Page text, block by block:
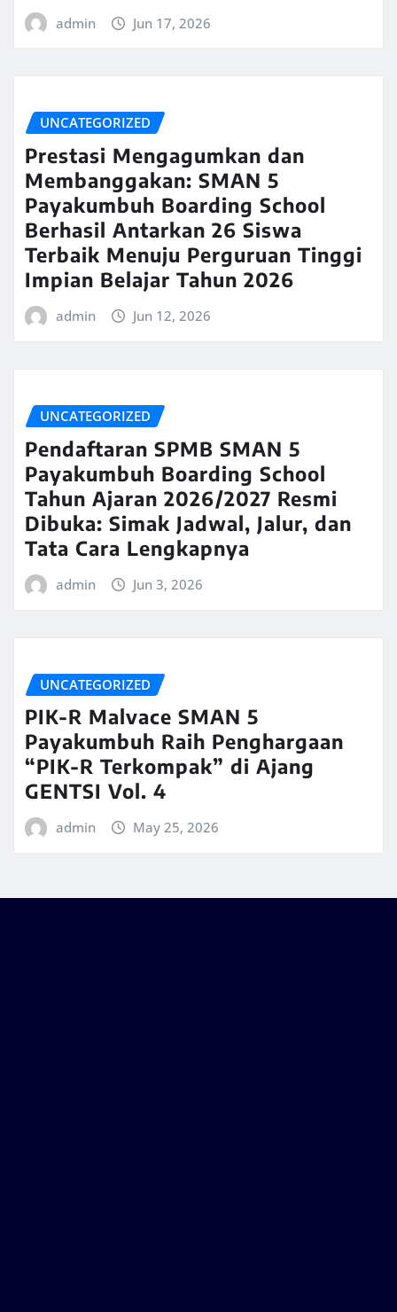
admin Jun 17, 2026
UNCATEGORIZED
Prestasi Mengagumkan dan
Membanggakan: SMAN 5
Payakumbuh Boarding School
Berhasil Antarkan 26 Siswa
Terbaik Menuju Perguruan Tinggi
Impian Belajar Tahun 2026
admin Jun 12, 2026
UNCATEGORIZED
Pendaftaran SPMB SMAN 5
Payakumbuh Boarding School
Tahun Ajaran 2026/2027 Resmi
Dibuka: Simak Jadwal, Jalur, dan
Tata Cara Lengkapnya
admin Jun 3, 2026
UNCATEGORIZED
PIK-R Malvace SMAN 5
Payakumbuh Raih Penghargaan
“PIK-R Terkompak” di Ajang
GENTSI Vol. 4
admin May 25, 2026